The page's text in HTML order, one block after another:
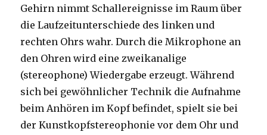
Gehirn nimmt Schallereignisse im Raum über
die Laufzeitunterschiede des linken und
rechten Ohrs wahr. Durch die Mikrophone an
den Ohren wird eine zweikanalige
(stereophone) Wiedergabe erzeugt. Während
sich bei gewöhnlicher Technik die Aufnahme
beim Anhören im Kopf befindet, spielt sie bei
der Kunstkopfstereophonie vor dem Ohr und